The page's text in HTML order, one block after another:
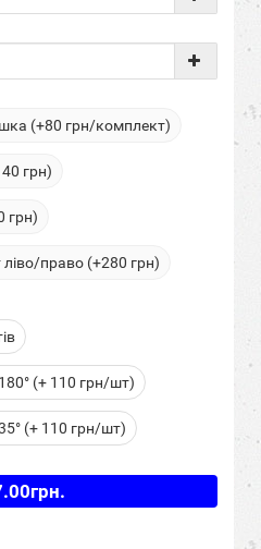
(+80 грн/комплект)
грн)
грн)
право (+280 грн)
(+ 110 грн/шт)
(+ 110 грн/шт)